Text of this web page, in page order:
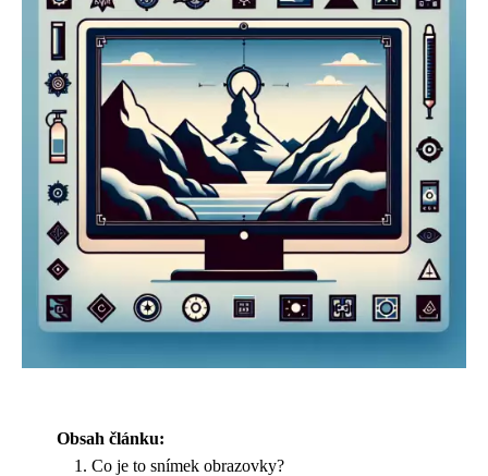
Obsah článku:
Co je to snímek obrazovky?